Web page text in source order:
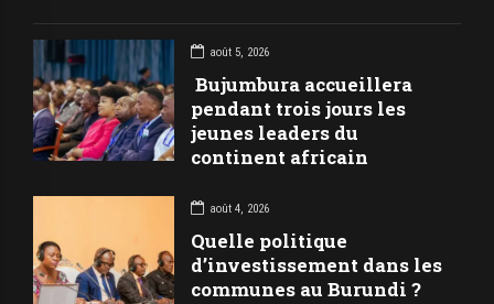
août 5, 2026
Bujumbura accueillera
pendant trois jours les
jeunes leaders du
continent africain
août 4, 2026
Quelle politique
d’investissement dans les
communes au Burundi ?